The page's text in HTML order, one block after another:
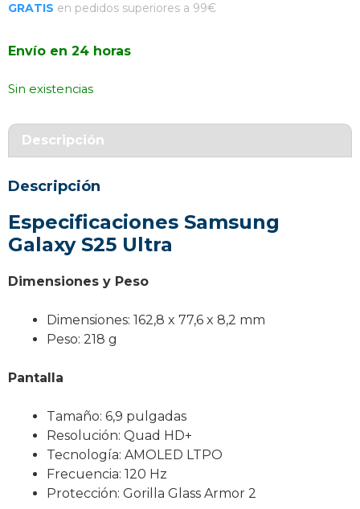
GRATIS en pedidos superiores a 99€
Envío en 24 horas
Sin existencias
Descripción
Descripción
Especificaciones Samsung
Galaxy S25 Ultra
Dimensiones y Peso
Dimensiones: 162,8 x 77,6 x 8,2 mm
Peso: 218 g
Pantalla
Tamaño: 6,9 pulgadas
Resolución: Quad HD+
Tecnología: AMOLED LTPO
Frecuencia: 120 Hz
Protección: Gorilla Glass Armor 2